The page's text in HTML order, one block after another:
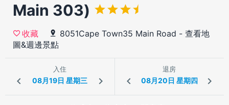
Main 303)
收藏 8051Cape Town35 Main Road - 查看地
圖&週邊景點
入住 退房